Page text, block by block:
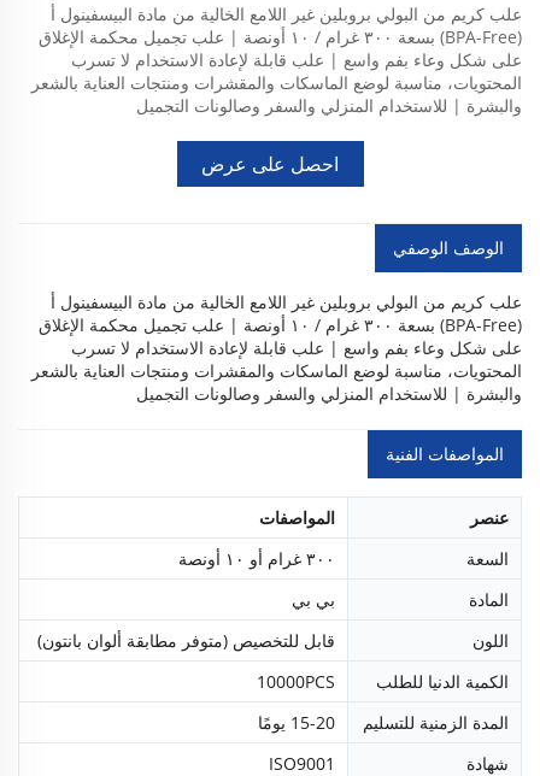
علب كريم من البولي بروبلين غير اللامع الخالية من مادة البيسفينول أ
(BPA-Free) بسعة ٣٠٠ غرام / ١٠ أونصة | علب تجميل محكمة الإغلاق
على شكل وعاء بفم واسع | علب قابلة لإعادة الاستخدام لا تسرب
المحتويات، مناسبة لوضع الماسكات والمقشرات ومنتجات العناية بالشعر
والبشرة | للاستخدام المنزلي والسفر وصالونات التجميل
احصل على عرض
الوصف الوصفي
علب كريم من البولي بروبلين غير اللامع الخالية من مادة البيسفينول أ
(BPA-Free) بسعة ٣٠٠ غرام / ١٠ أونصة | علب تجميل محكمة الإغلاق
على شكل وعاء بفم واسع | علب قابلة لإعادة الاستخدام لا تسرب
المحتويات، مناسبة لوضع الماسكات والمقشرات ومنتجات العناية بالشعر
والبشرة | للاستخدام المنزلي والسفر وصالونات التجميل
المواصفات الفنية
عنصر
المواصفات
السعة
٣٠٠ غرام أو ١٠ أونصة
المادة
بي بي
اللون
قابل للتخصيص (متوفر مطابقة ألوان بانتون)
الكمية الدنيا للطلب
10000PCS
المدة الزمنية للتسليم
15-20 يومًا
شهادة
ISO9001